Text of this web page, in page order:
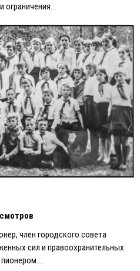
ограничения…
член городского совета
сил и правоохранительных
пионером….